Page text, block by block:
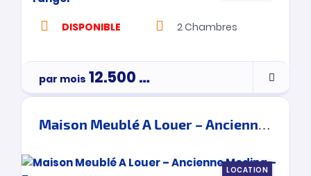
DISPONIBLE 2Chambres
par mois 12.500Dh
Maison Meublé A Louer – Ancienne Medina – Tanger
LOCATION